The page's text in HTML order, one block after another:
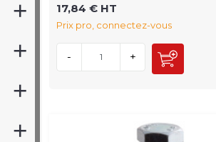
17,84 € HT
Prix pro, connectez-vous
- +